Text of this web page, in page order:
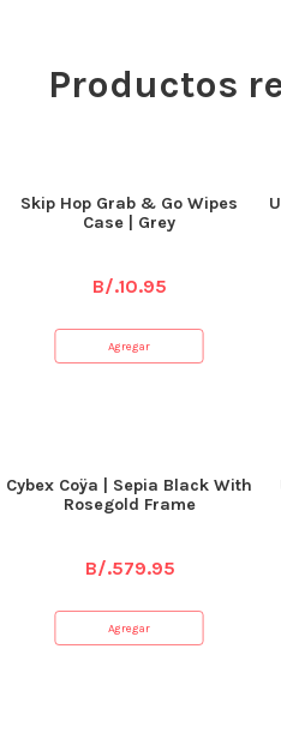
Productos
Skip Hop Grab & Go Wipes
Case | Grey
B/.10.95
Agregar
Cybex Coÿa | Sepia Black With
Rosegold Frame
B/.579.95
Agregar